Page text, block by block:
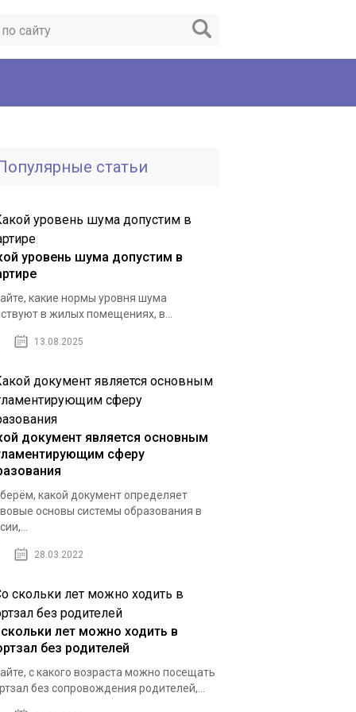
статьи
уровень шума допустим в
какие нормы уровня шума
в жилых помещениях, в...
13.08.2025
документ является основным
сферу
какой документ определяет
основы системы образования в
28.03.2022
лет можно ходить в
без родителей
с какого возраста можно посещать
без сопровождения родителей,...